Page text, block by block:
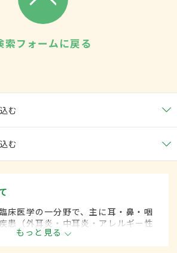
索フォームに戻る
む
む
床医学の一分野で、主に耳・鼻・咽
患（外耳炎・中耳炎・アレルギー性
桃炎・喉頭がんなど）を専門的に取
もっと見る